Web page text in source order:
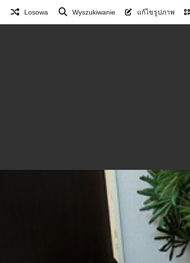
Losowa Wyszukiwanie แก้ไขรูปภาพ